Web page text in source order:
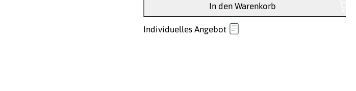
In den Warenkorb
Individuelles Angebot